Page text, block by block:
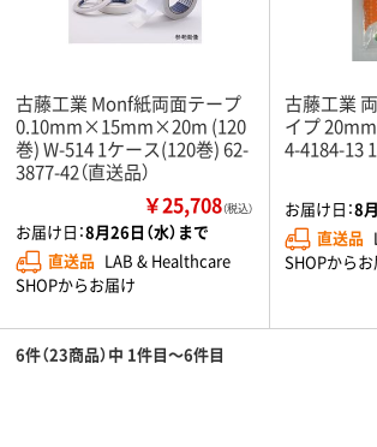
古藤工業 Monf紙両面テープ
0.10mm×15mm×20m (120
巻) W-514 1ケース(120巻) 62-
3877-42（直送品）
￥25,708（税込）
お届け日：8月26日（水）まで
直送品 LAB & Healthcare
SHOPからお届け
古藤工業
イプ
4-4184-13 1
お届け日：8
直送品
SHOPから
6件（23商品）中 1件目～6件目